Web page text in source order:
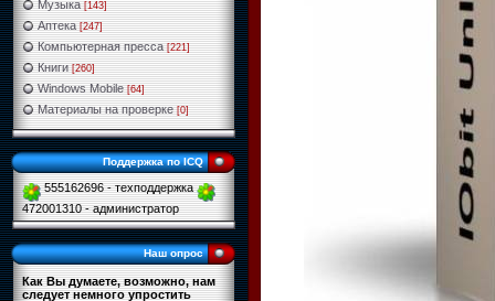
Музыка [143]
Аптека [247]
Компьютерная пресса [221]
Книги [260]
Windows Mobile [64]
Материалы на проверке [0]
Поддержка по ICQ
555162696 - техподдержка
472001310 - администратор
Наш опрос
Как Вы думаете, возможно, нам
следует немного упростить